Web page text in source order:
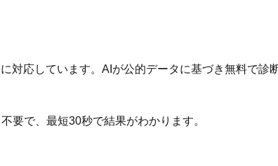
対応しています。AIが公的データに基づき無料で診
要で、最短30秒で結果がわかります。